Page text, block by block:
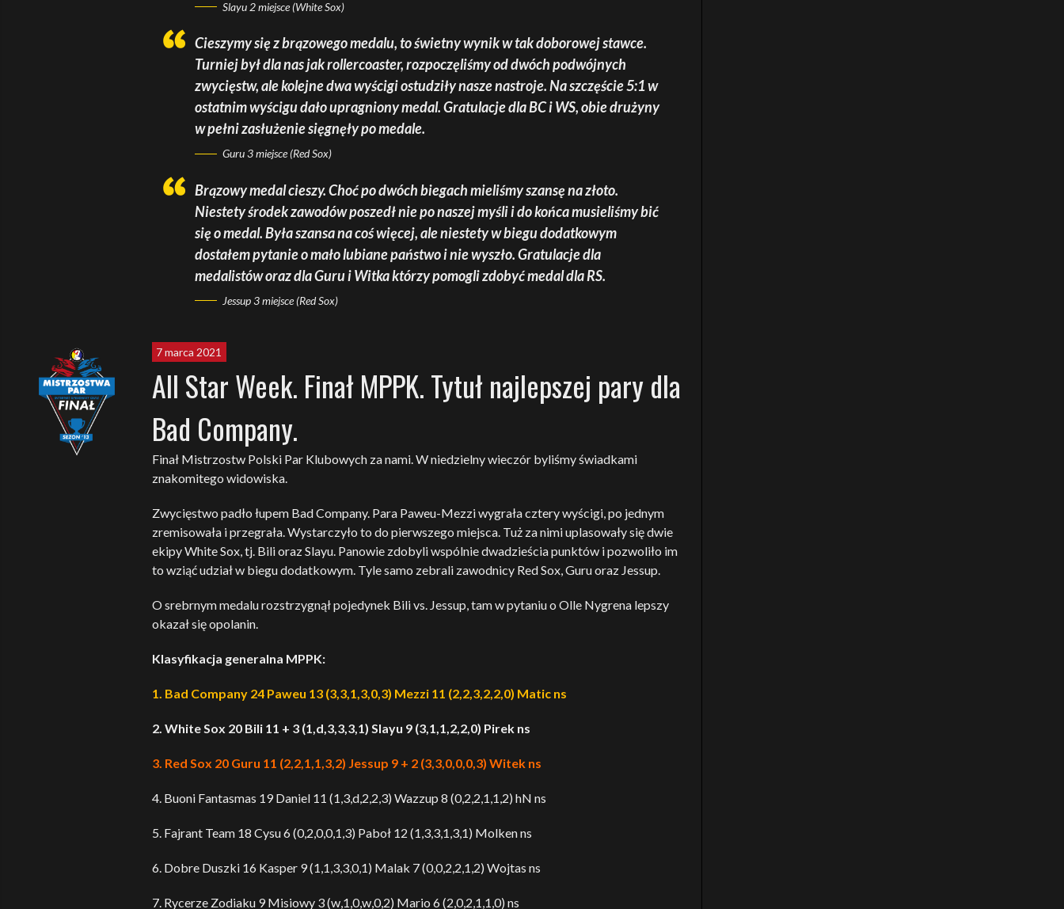
Slayu 2 miejsce (White Sox)
Cieszymy się z brązowego medalu, to świetny wynik w tak doborowej stawce.
Turniej był dla nas jak rollercoaster, rozpoczęliśmy od dwóch podwójnych
zwycięstw, ale kolejne dwa wyścigi ostudziły nasze nastroje. Na szczęście 5:1 w
ostatnim wyścigu dało upragniony medal. Gratulacje dla BC i WS, obie drużyny
w pełni zasłużenie sięgnęły po medale.
Guru 3 miejsce (Red Sox)
Brązowy medal cieszy. Choć po dwóch biegach mieliśmy szansę na złoto.
Niestety środek zawodów poszedł nie po naszej myśli i do końca musieliśmy bić
się o medal. Była szansa na coś więcej, ale niestety w biegu dodatkowym
dostałem pytanie o mało lubiane państwo i nie wyszło. Gratulacje dla
medalistów oraz dla Guru i Witka którzy pomogli zdobyć medal dla RS.
Jessup 3 miejsce (Red Sox)
7 marca 2021
All Star Week. Finał MPPK. Tytuł najlepszej pary dla
Bad Company.
Finał Mistrzostw Polski Par Klubowych za nami. W niedzielny wieczór byliśmy świadkami
znakomitego widowiska.
Zwycięstwo padło łupem Bad Company. Para Paweu-Mezzi wygrała cztery wyścigi, po jednym
zremisowała i przegrała. Wystarczyło to do pierwszego miejsca. Tuż za nimi uplasowały się dwie
ekipy White Sox, tj. Bili oraz Slayu. Panowie zdobyli wspólnie dwadzieścia punktów i pozwoliło im
to wziąć udział w biegu dodatkowym. Tyle samo zebrali zawodnicy Red Sox, Guru oraz Jessup.
O srebrnym medalu rozstrzygnął pojedynek Bili vs. Jessup, tam w pytaniu o Olle Nygrena lepszy
okazał się opolanin.
Klasyfikacja generalna MPPK:
1. Bad Company 24 Paweu 13 (3,3,1,3,0,3) Mezzi 11 (2,2,3,2,2,0) Matic ns
2. White Sox 20 Bili 11 + 3 (1,d,3,3,3,1) Slayu 9 (3,1,1,2,2,0) Pirek ns
3. Red Sox 20 Guru 11 (2,2,1,1,3,2) Jessup 9 + 2 (3,3,0,0,0,3) Witek ns
4. Buoni Fantasmas 19 Daniel 11 (1,3,d,2,2,3) Wazzup 8 (0,2,2,1,1,2) hN ns
5. Fajrant Team 18 Cysu 6 (0,2,0,0,1,3) Paboł 12 (1,3,3,1,3,1) Molken ns
6. Dobre Duszki 16 Kasper 9 (1,1,3,3,0,1) Malak 7 (0,0,2,2,1,2) Wojtas ns
7. Rycerze Zodiaku 9 Misiowy 3 (w,1,0,w,0,2) Mario 6 (2,0,2,1,1,0) ns